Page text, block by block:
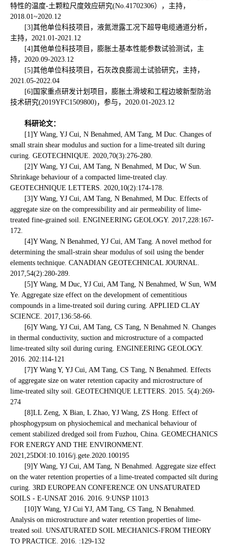
特性的温度-土颗粒尺度效应研究(No.41702306），主持，
2018.01~2020.12
[3]其他单位科技项目，液氮泄露工况下超导电缆通道分析，
主持，2021.01-2021.12
[4]其他单位科技项目，膨胀土基本性能参数试验测试，主
持，2020.09-2023.12
[5]其他单位科技项目，石灰改良膨润土试验研究，主持，
2021.05-2022.04
[6]国家重点研发计划项目，膨胀土滑坡和工程边坡新型防治
技术研究(2019YFC1509800)，参与，2020.01-2023.12
科研论文：
[1]Y Wang, YJ Cui, N Benahmed, AM Tang, M Duc. Changes of
small strain shear modulus and suction for a lime-treated silt during
curing. GEOTECHNIQUE. 2020,70(3):276-280.
[2]Y Wang, YJ Cui, AM Tang, N Benahmed, M Duc, W Sun.
Shrinkage behaviour of a compacted lime-treated clay.
GEOTECHNIQUE LETTERS. 2020,10(2):174-178.
[3]Y Wang, YJ Cui, AM Tang, N Benahmed, M Duc. Effects of
aggregate size on the compressibility and air permeability of lime-
treated fine-grained soil. ENGINEERING GEOLOGY. 2017,228:167-
172.
[4]Y Wang, N Benahmed, YJ Cui, AM Tang. A novel method for
determining the small-strain shear modulus of soil using the bender
elements technique. CANADIAN GEOTECHNICAL JOURNAL.
2017,54(2):280-289.
[5]Y Wang, M Duc, YJ Cui, AM Tang, N Benahmed, W Sun, WM
Ye. Aggregate size effect on the development of cementitious
compounds in a lime-treated soil during curing. APPLIED CLAY
SCIENCE. 2017,136:58-66.
[6]Y Wang, YJ Cui, AM Tang, CS Tang, N Benahmed N. Changes
in thermal conductivity, suction and microstructure of a compacted
lime-treated silty soil during curing. ENGINEERING GEOLOGY.
2016. 202:114-121
[7]Y Wang Y, YJ Cui, AM Tang, CS Tang, N Benahmed. Effects
of aggregate size on water retention capacity and microstructure of
lime-treated silty soil. GEOTECHNIQUE LETTERS. 2015. 5(4):269-
274
[8]LL Zeng, X Bian, L Zhao, YJ Wang, ZS Hong. Effect of
phosphogypsum on physiochemical and mechanical behaviour of
cement stabilized dredged soil from Fuzhou, China. GEOMECHANICS
FOR ENERGY AND THE ENVIRONMENT.
2021,25DOI:10.1016/j.gete.2020.100195
[9]Y Wang, YJ Cui, AM Tang, N Benahmed. Aggregate size effect
on the water retention properties of a lime-treated compacted silt during
curing. 3RD EUROPEAN CONFERENCE ON UNSATURATED
SOILS - E-UNSAT 2016. 2016. 9:UNSP 11013
[10]Y Wang, YJ Cui YJ, AM Tang, CS Tang, N Benahmed.
Analysis on microstructure and water retention properties of lime-
treated soil. UNSATURATED SOIL MECHANICS-FROM THEORY
TO PRACTICE. 2016. :129-132